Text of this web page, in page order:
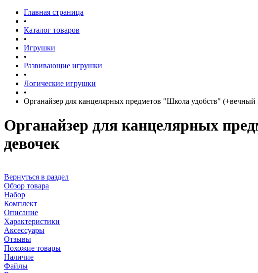
Главная страница
•
Каталог товаров
•
Игрушки
•
Развивающие игрушки
•
Логические игрушки
•
Органайзер для канцелярных предметов "Школа удобств" (+вечный
Органайзер для канцелярных
девочек
Вернуться в раздел
Обзор товара
Набор
Комплект
Описание
Характеристики
Аксессуары
Отзывы
Похожие товары
Наличие
Файлы